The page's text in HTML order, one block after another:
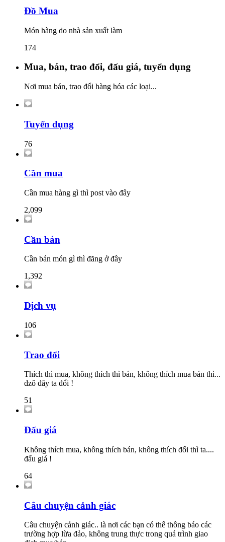
Đồ Mua
Món hàng do nhà sản xuất làm
174
Mua, bán, trao đổi, đấu giá, tuyển dụng
Nơi mua bán, trao đổi hàng hóa các loại...
Tuyển dụng
76
Cần mua
Cần mua hàng gì thì post vào đây
2,099
Cần bán
Cần bán món gì thì đăng ở đây
1,392
Dịch vụ
106
Trao đổi
Thích thì mua, không thích thì bán, không thích mua bán thì...
dzô đây ta đổi !
51
Đấu giá
Không thích mua, không thích bán, không thích đổi thì ta....
đấu giá !
64
Câu chuyện cảnh giác
Câu chuyện cảnh giác.. là nơi các bạn có thể thông báo các
trường hợp lừa đảo, không trung thực trong quá trình giao